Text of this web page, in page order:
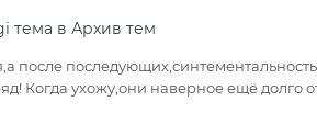
тема в Архив тем
после
Когда ухожу,они наверное ещё